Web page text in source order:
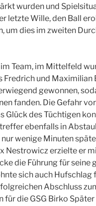
wurden und
letzte Wille, den Ball
um dies im zweiten
Team, im Mittelfeld
Fredrich und
gewonnen,
fanden. Die Gefahr
Glück des Tüchtigen
ebenfalls in
wenige Minuten
Nestrowicz erzielte er
die Führung für seine
sich auch Hufschlag
Abschluss
für die GSG Birko